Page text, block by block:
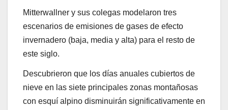
Mitterwallner y sus colegas modelaron tres
escenarios de emisiones de gases de efecto
invernadero (baja, media y alta) para el resto de
este siglo.
Descubrieron que los días anuales cubiertos de
nieve en las siete principales zonas montañosas
con esquí alpino disminuirán significativamente en